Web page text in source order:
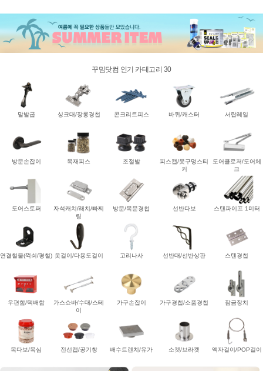
꾸밈닷컴 인기 카테고리 30
말발굽 싱크대/장롱경첩 콘크리트피스 바퀴/캐스터 서랍레일
방문손잡이 목재피스 조절발
피스캡/못구멍스티
커
도어클로저/도어체
크
도어스토퍼
자석캐치/래치/빠찌
링
방문/목문경첩 선반다보 스탠파이프 1미터
연결철물(꺽쇠/평철) 옷걸이/다용도걸이 고리나사 선반대/선반상판 스텐경첩
우편함/택배함
가스쇼바/수대/스테
이
가구손잡이 가구경첩/소품경첩 잠금장치
목다보/목심 전선캡/공기창 배수트렌치/유가 소켓/브라켓 액자걸이/POP걸이